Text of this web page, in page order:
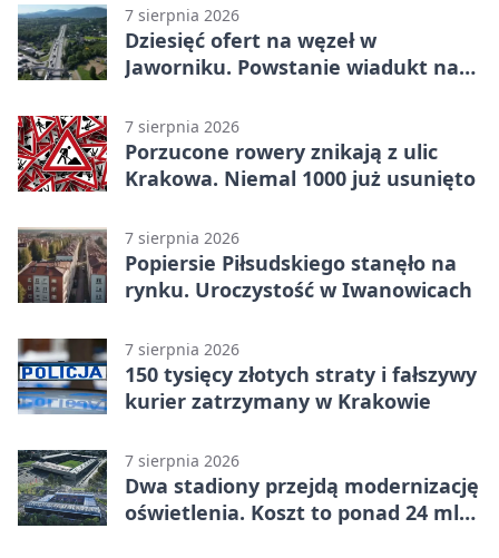
7 sierpnia 2026
Dziesięć ofert na węzeł w
Jaworniku. Powstanie wiadukt nad
7 sierpnia 2026
Porzucone rowery znikają z ulic
Krakowa. Niemal 1000 już usunięto
7 sierpnia 2026
Popiersie Piłsudskiego stanęło na
rynku. Uroczystość w Iwanowicach
7 sierpnia 2026
150 tysięcy złotych straty i fałszywy
kurier zatrzymany w Krakowie
7 sierpnia 2026
Dwa stadiony przejdą modernizację
oświetlenia. Koszt to ponad 24 mln